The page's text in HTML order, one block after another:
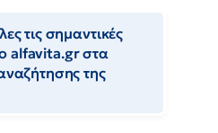
τις σημαντικές
alfavita.gr στα
της